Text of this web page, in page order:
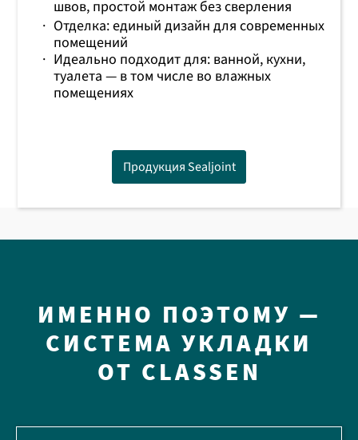
швов, простой монтаж без сверления
· Отделка: единый дизайн для современных
помещений
· Идеально подходит для: ванной, кухни,
туалета — в том числе во влажных
помещениях
Продукция Sealjoint
ИМЕННО ПОЭТОМУ —
СИСТЕМА УКЛАДКИ
ОТ CLASSEN